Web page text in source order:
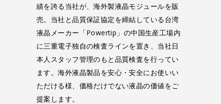
績を誇る当社が、海外製液晶モジュールを販
売。当社と品質保証協定を締結している台湾
液晶メーカー「Powertip」の中国生産工場内
に三重電子独自の検査ラインを置き、当社日
本人スタッフ管理のもと品質検査を行ってい
ます。海外液晶製品を安心・安全にお使いい
ただける様、価格だけでない液晶の価値をご
提案します。